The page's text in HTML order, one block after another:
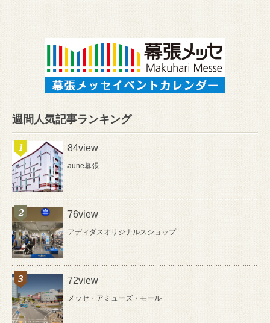
週間人気記事ランキング
84view
aune幕張
76view
アディダスオリジナルスショップ
72view
メッセ・アミューズ・モール